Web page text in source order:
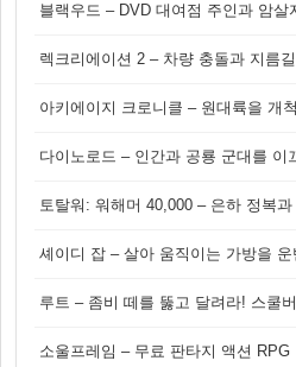
소울프레임 – 무료 판타지 액션 RPG